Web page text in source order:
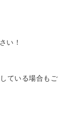
い！
ている場合もご